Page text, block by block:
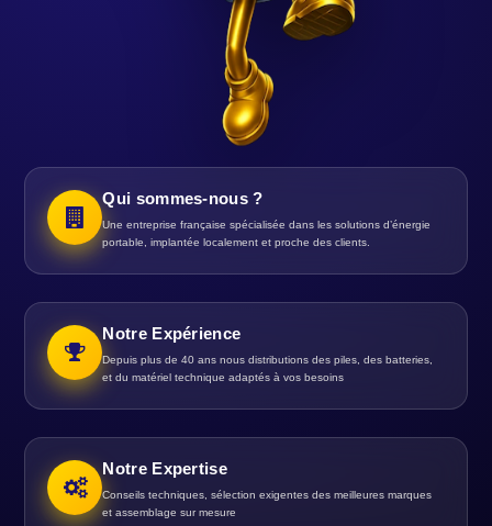
Qui sommes-nous ?
Une entreprise française spécialisée dans les solutions d’énergie
portable, implantée localement et proche des clients.
Notre Expérience
Depuis plus de 40 ans nous distributions des piles, des batteries,
et du matériel technique adaptés à vos besoins
Notre Expertise
Conseils techniques, sélection exigentes des meilleures marques
et assemblage sur mesure